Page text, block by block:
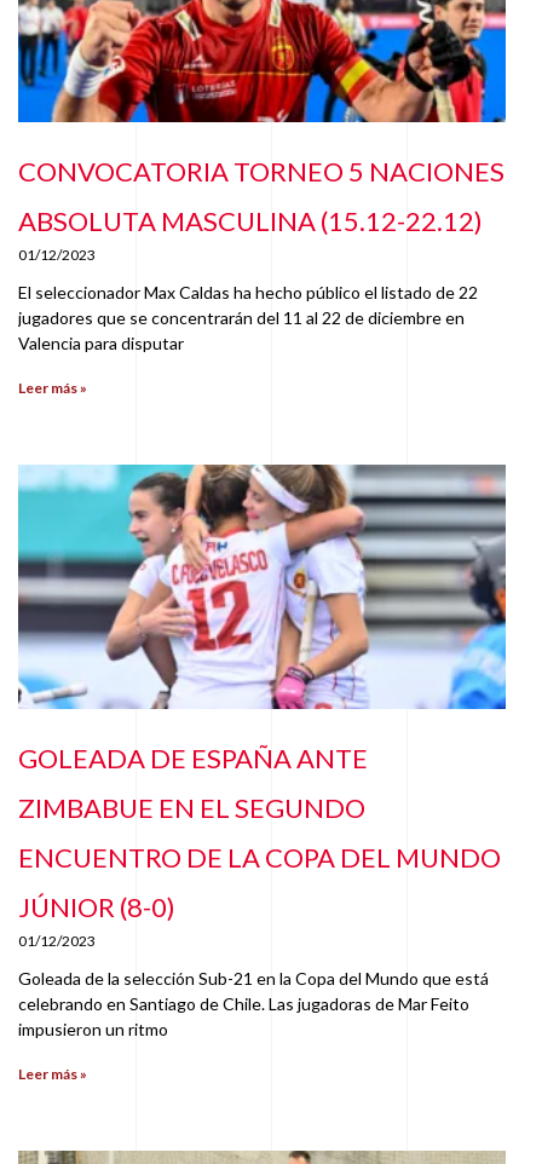
CONVOCATORIA TORNEO 5 NACIONES
ABSOLUTA MASCULINA (15.12-22.12)
01/12/2023
El seleccionador Max Caldas ha hecho público el listado de 22
jugadores que se concentrarán del 11 al 22 de diciembre en
Valencia para disputar
Leer más »
GOLEADA DE ESPAÑA ANTE
ZIMBABUE EN EL SEGUNDO
ENCUENTRO DE LA COPA DEL MUNDO
JÚNIOR (8-0)
01/12/2023
Goleada de la selección Sub-21 en la Copa del Mundo que está
celebrando en Santiago de Chile. Las jugadoras de Mar Feito
impusieron un ritmo
Leer más »